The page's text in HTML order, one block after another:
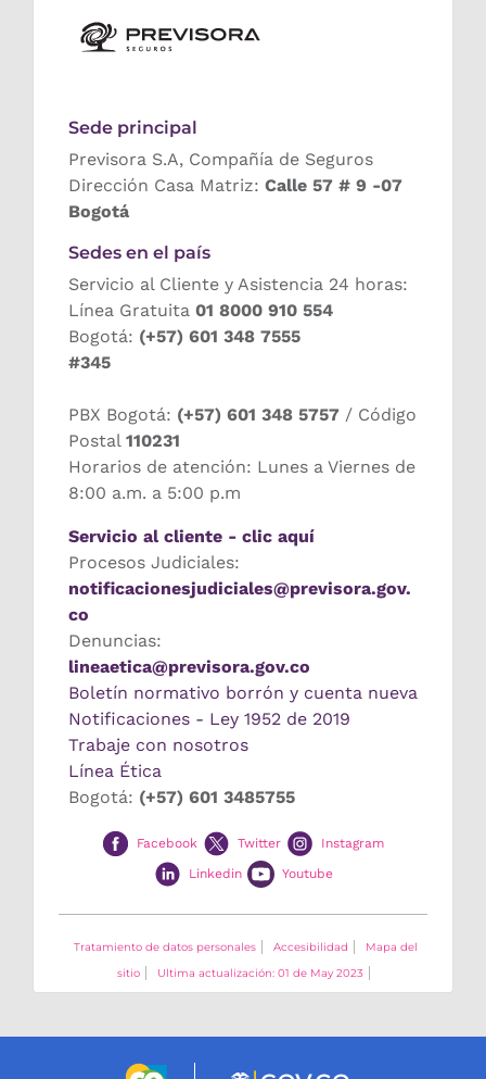
Sede principal
Previsora S.A, Compañía de Seguros
Dirección Casa Matriz: Calle 57 # 9 -07
Bogotá
Sedes en el país
Servicio al Cliente y Asistencia 24 horas:
Línea Gratuita 01 8000 910 554
Bogotá: (+57) 601 348 7555
#345
PBX Bogotá: (+57) 601 348 5757 / Código
Postal 110231
Horarios de atención: Lunes a Viernes de
8:00 a.m. a 5:00 p.m
Servicio al cliente - clic aquí
Procesos Judiciales:
notificacionesjudiciales@previsora.gov.
co
Denuncias:
lineaetica@previsora.gov.co
Boletín normativo borrón y cuenta nueva
Notificaciones - Ley 1952 de 2019
Trabaje con nosotros
Línea Ética
Bogotá: (+57) 601 3485755
Facebook Twitter
Instagram
Linkedin
Youtube
Tratamiento de datos personales Accesibilidad
Mapa del
sitio
Ultima actualización: 01 de May 2023
Logo marca Colombia